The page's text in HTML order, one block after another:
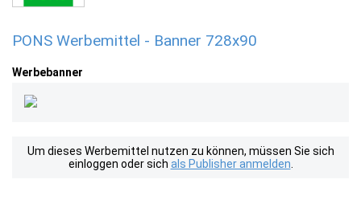
PONS Werbemittel - Banner 728x90
Werbebanner
Um dieses Werbemittel nutzen zu können, müssen Sie sich
einloggen oder sich als Publisher anmelden